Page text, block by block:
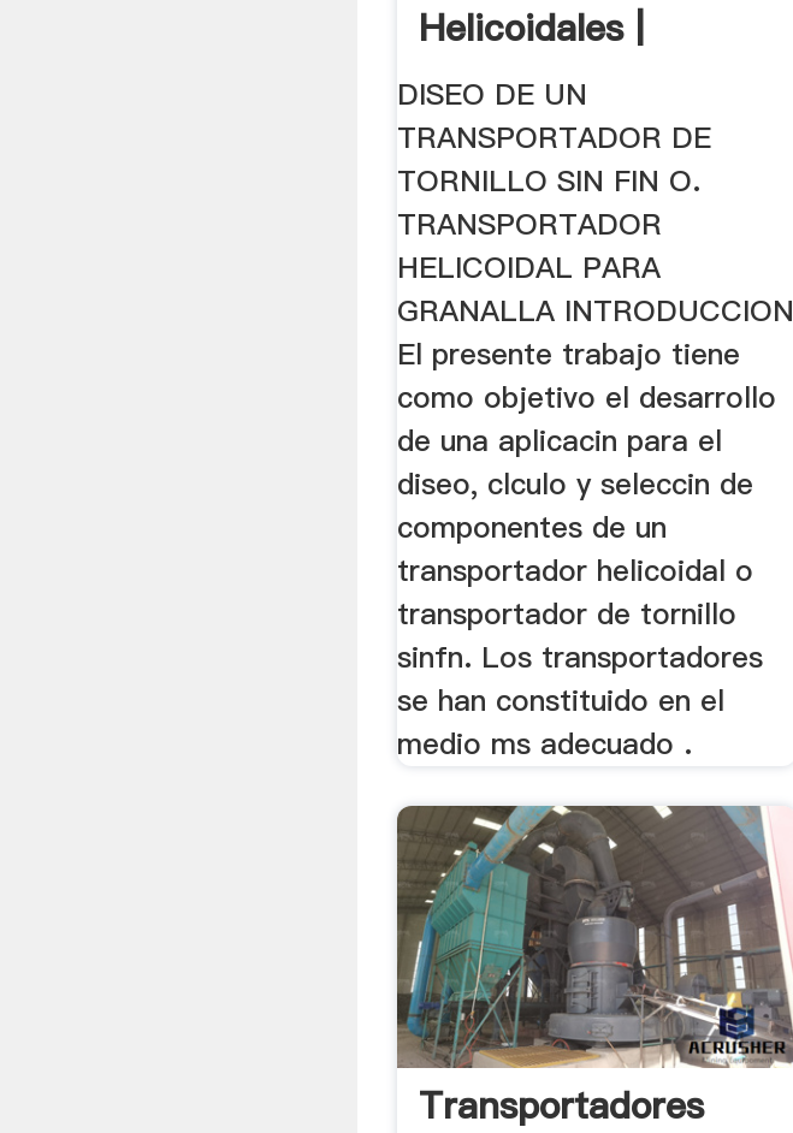
Helicoidales |
Engranaje | Diseño
DISEO DE UN
TRANSPORTADOR DE
TORNILLO SIN FIN O.
TRANSPORTADOR
HELICOIDAL PARA
GRANALLA INTRODUCCION
El presente trabajo tiene
como objetivo el desarrollo
de una aplicacin para el
diseo, clculo y seleccin de
componentes de un
transportador helicoidal o
transportador de tornillo
sinfn. Los transportadores
se han constituido en el
medio ms adecuado .
Transportadores